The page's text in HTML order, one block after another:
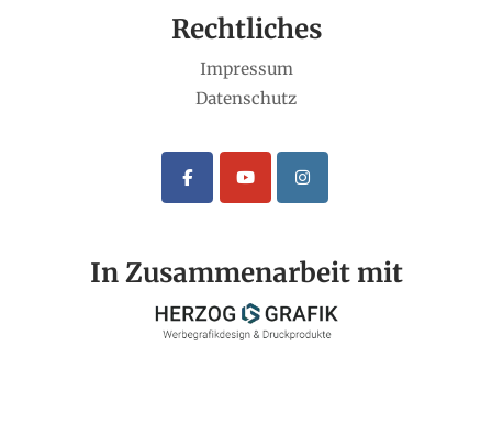
Rechtliches
Impressum
Datenschutz
In Zusammenarbeit mit